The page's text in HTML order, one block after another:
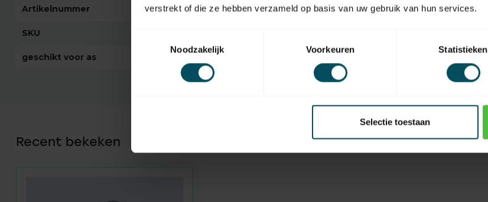
verstrekt of die ze hebben verzameld op basis van uw gebruik van hun services.
Noodzakelijk
Voorkeuren Statistieken
Selectie toestaan
Artikelnummer 2085 EAN Code
SKU
geschikt voor as
Recent bekeken